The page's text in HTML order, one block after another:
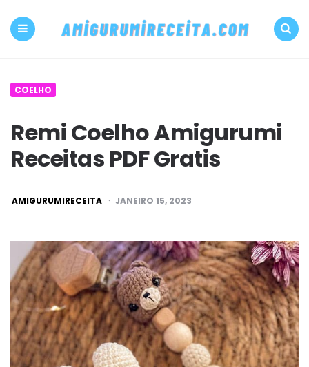
500+
Amigurumi
receita
grátis
COELHO
Remi Coelho Amigurumi
Receitas PDF Gratis
POSTED
BY
AMIGURUMIRECEITA JANEIRO 15, 2023